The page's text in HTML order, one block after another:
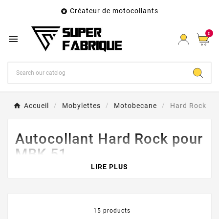
 Créateur de motocollants
 0
Accueil Mobylettes Motobecane Hard Rock
Autocollant Hard Rock pour
MBK 51
Votre restauration de Motobecane est enfin finie ?
LIRE PLUS
15 products